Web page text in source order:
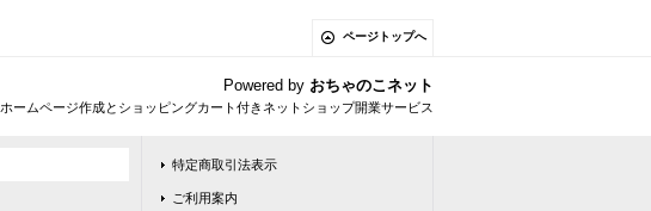
ページトップへ
Powered by おちゃのこネット
ホームページ作成とショッピングカート付きネットショップ開業サービス
特定商取引法表示
ご利用案内